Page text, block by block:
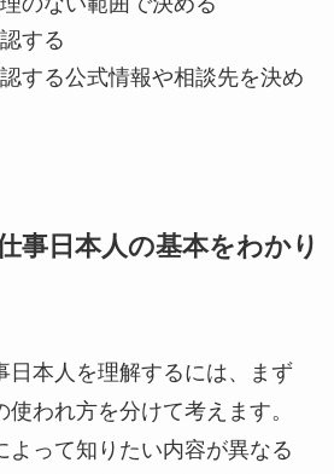
する
する公式情報や相談先を決め
事日本人の基本をわかり
日本人を理解するには、まず
われ方を分けて考えます。
よって知りたい内容が異なる